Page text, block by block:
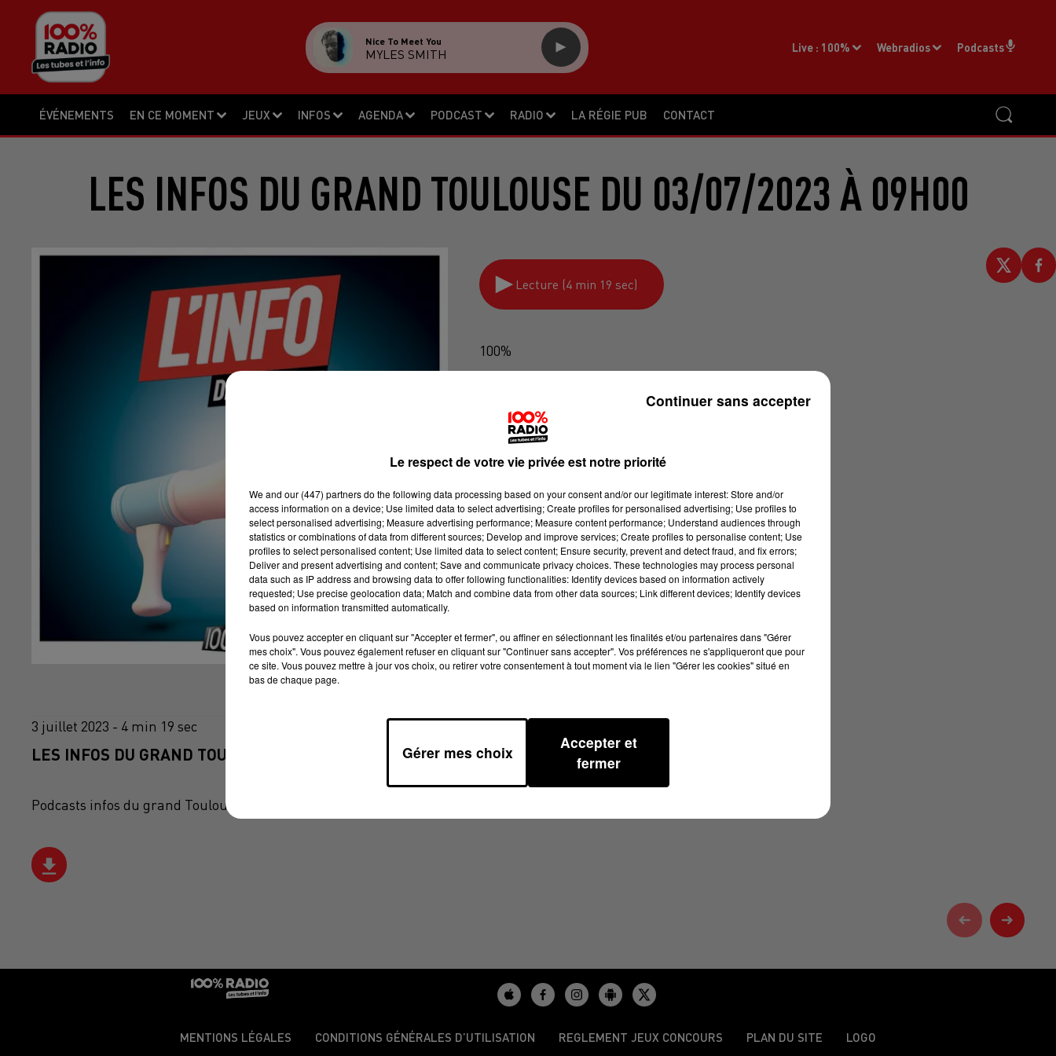
ÉVÉNEMENTS EN CE MOMENT JEUX INFOS AGENDA PODCAST RADIO LA RÉGIE PUB CONTACT
Live : 100% Webradios Podcasts
Nice To Meet You
MYLES SMITH
LES INFOS DU GRAND TOULOUSE DU 03/07/2023 À 09H00
Lecture (4 min 19 sec)
100%
3 juillet 2023 - 4 min 19 sec
LES INFOS DU GRAND TOULOUSE DU 03/07/2023 À 09H00
Podcasts infos du grand Toulouse
MENTIONS LÉGALES CONDITIONS GÉNÉRALES D’UTILISATION REGLEMENT JEUX CONCOURS PLAN DU SITE LOGO
Le respect de votre vie privée est notre priorité
We and our (447) partnersdo the following data processing based on your consent and/or our legitimate interest: Store and/or
access information on a device; Use limited data to select advertising; Create profiles for personalised advertising; Use profiles to
select personalised advertising; Measure advertising performance; Measure content performance; Understand audiences through
statistics or combinations of data from different sources; Develop and improve services; Create profiles to personalise content; Use
profiles to select personalised content; Use limited data to select content; Ensure security, prevent and detect fraud, and fix errors;
Deliver and present advertising and content; Save and communicate privacy choices. These technologies may process personal
data such as IP address and browsing data to offer following functionalities: Identify devices based on information actively
requested; Use precise geolocation data; Match and combine data from other data sources; Link different devices; Identify devices
based on information transmitted automatically.
Vous pouvez accepter en cliquant sur "Accepter et fermer", ou affiner en sélectionnant les finalités et/ou partenaires dans "Gérer
mes choix". Vous pouvez également refuser en cliquant sur "Continuer sans accepter". Vos préférences ne s'appliqueront que pour
ce site. Vous pouvez mettre à jour vos choix, ou retirer votre consentement à tout moment via le lien "Gérer les cookies" situé en
bas de chaque page.
Gérer mes choix
Accepter et
fermer
Continuer sans accepter